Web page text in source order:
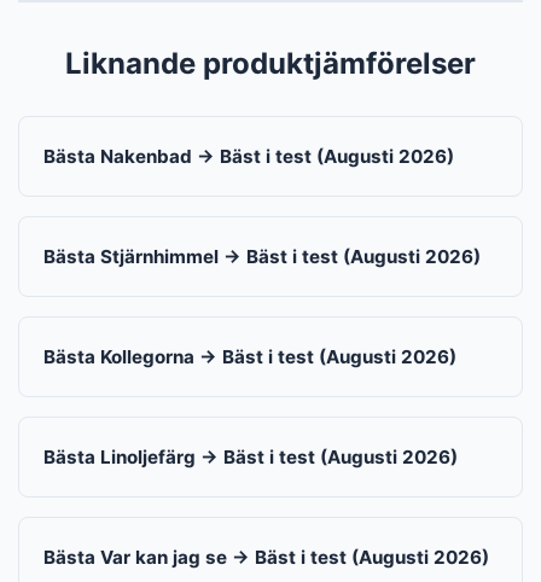
Liknande produktjämförelser
Bästa Nakenbad → Bäst i test (Augusti 2026)
Bästa Stjärnhimmel → Bäst i test (Augusti 2026)
Bästa Kollegorna → Bäst i test (Augusti 2026)
Bästa Linoljefärg → Bäst i test (Augusti 2026)
Bästa Var kan jag se → Bäst i test (Augusti 2026)